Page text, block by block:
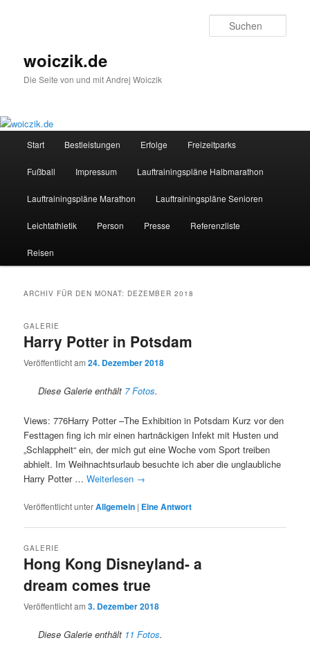
woiczik.de
Die Seite von und mit Andrej Woiczik
Start Bestleistungen Erfolge Freizeitparks
Fußball Impressum Lauftrainingspläne Halbmarathon
Lauftrainingspläne Marathon Lauftrainingspläne Senioren
Leichtathletik Person Presse Referenzliste
Reisen
ARCHIV FÜR DEN MONAT: DEZEMBER 2018
Harry Potter in Potsdam
GALERIE
Veröffentlicht am24. Dezember 2018
Diese Galerie enthält 7 Fotos.
Views: 776Harry Potter –The Exhibition in Potsdam Kurz vor den
Festtagen fing ich mir einen hartnäckigen Infekt mit Husten und
„Schlappheit“ ein, der mich gut eine Woche vom Sport treiben
abhielt. Im Weihnachtsurlaub besuchte ich aber die unglaubliche
Harry Potter …Weiterlesen →
Veröffentlicht unterAllgemein | EineAntwort
Hong Kong Disneyland- a
dream comes true
GALERIE
Veröffentlicht am3. Dezember 2018
Diese Galerie enthält 11 Fotos.